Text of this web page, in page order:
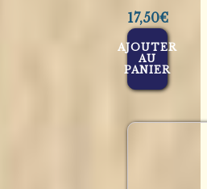
17,50€
AJOUTER
AU
PANIER